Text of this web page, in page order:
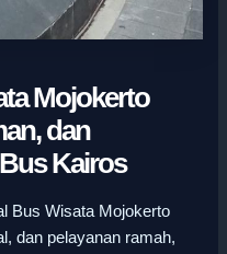
Mojokerto
dan
Kairos
Bus Wisata Mojokerto
dan pelayanan ramah,